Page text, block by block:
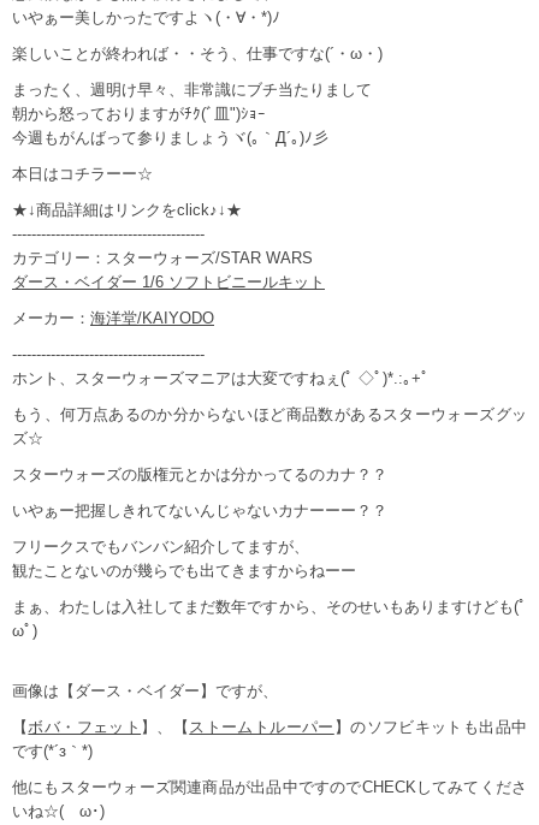
いやぁー美しかったですよヽ(・∀・*)ﾉ
楽しいことが終われば・・そう、仕事ですな(´・ω・)
まったく、週明け早々、非常識にブチ当たりまして
朝から怒っておりますがﾁｸ(ﾞ皿")ｼｮｰ
今週もがんばって参りましょうヾ(｡｀Д´｡)ﾉ彡
本日はコチラーー☆
★↓商品詳細はリンクをclick♪↓★
----------------------------------------
カテゴリー：スターウォーズ/STAR WARS
ダース・ベイダー 1/6 ソフトビニールキット
メーカー： 海洋堂/KAIYODO
----------------------------------------
ホント、スターウォーズマニアは大変ですねぇ(ﾟ ◇ﾟ)*.:｡+ﾟ
もう、何万点あるのか分からないほど商品数があるスターウォーズグッ
ズ☆
スターウォーズの版権元とかは分かってるのカナ？？
いやぁー把握しきれてないんじゃないカナーーー？？
フリークスでもバンバン紹介してますが、
観たことないのが幾らでも出てきますからねーー
まぁ、わたしは入社してまだ数年ですから、そのせいもありますけども(ﾟ
ωﾟ)
画像は【ダース・ベイダー】ですが、
【 ボバ・フェット 】、【 ストームトルーパー 】のソフビキットも出品中
です(*´з｀*)
他にもスターウォーズ関連商品が出品中ですのでCHECKしてみてくださ
いね☆(ゝω･)